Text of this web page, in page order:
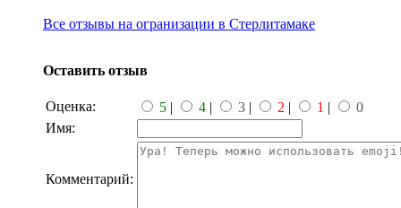
Все отзывы на огранизации в Стерлитамаке
Оставить отзыв
Оценка: 5 | 4 | 3 | 2 | 1 |
0
Имя:
Комментарий: